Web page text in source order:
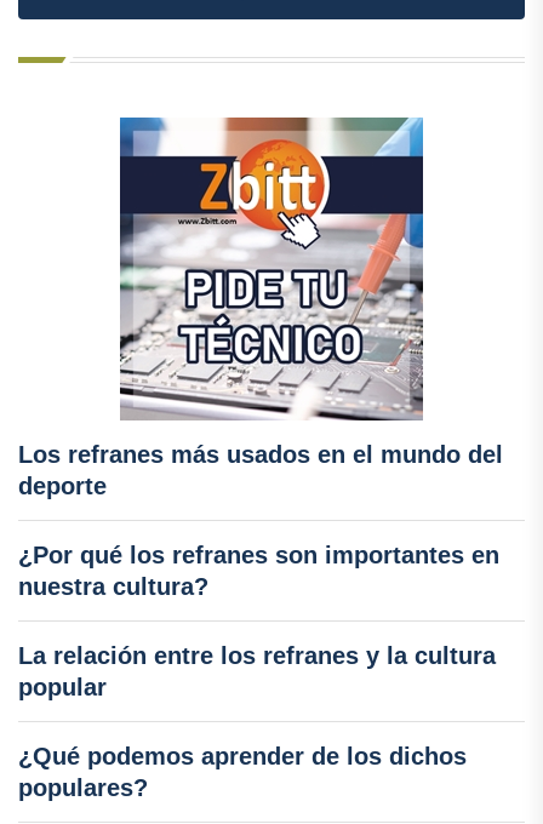
Los refranes más usados en el mundo del
deporte
¿Por qué los refranes son importantes en
nuestra cultura?
La relación entre los refranes y la cultura
popular
¿Qué podemos aprender de los dichos
populares?